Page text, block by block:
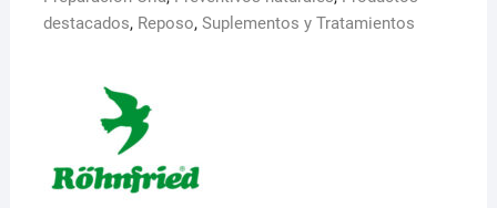
Oregano
y
cantidad
destacados, Reposo, Suplementos y Tratamientos